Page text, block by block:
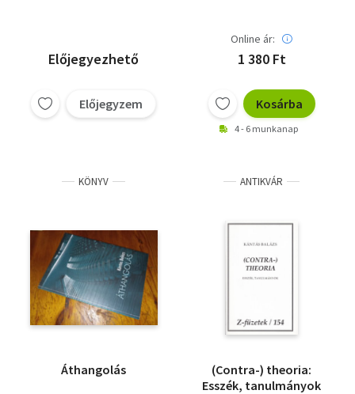
Előjegyezhető
Előjegyzem
Online ár:
1 380 Ft
Kosárba
4 - 6 munkanap
KÖNYV
Áthangolás
ANTIKVÁR
(Contra-) theoria:
Esszék, tanulmányok